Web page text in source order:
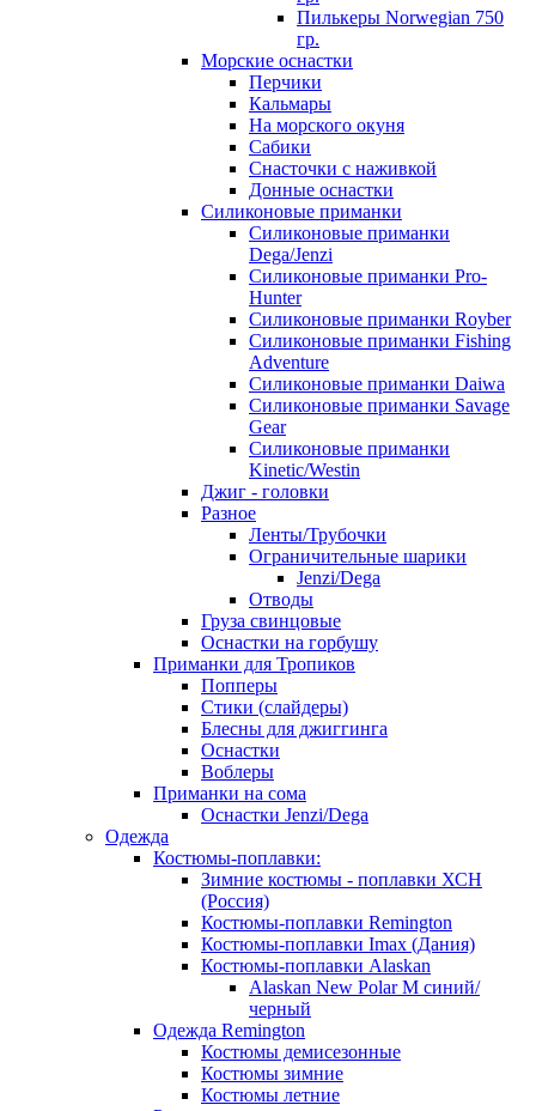
Пилькеры Norwegian 750
гр.
Морские оснастки
Перчики
Кальмары
На морского окуня
Сабики
Снасточки с наживкой
Донные оснастки
Силиконовые приманки
Силиконовые приманки
Dega/Jenzi
Силиконовые приманки Pro-
Hunter
Силиконовые приманки Royber
Силиконовые приманки Fishing
Adventure
Силиконовые приманки Daiwa
Силиконовые приманки Savage
Gear
Силиконовые приманки
Kinetic/Westin
Джиг - головки
Разное
Ленты/Трубочки
Ограничительные шарики
Jenzi/Dega
Отводы
Груза свинцовые
Оснастки на горбушу
Приманки для Тропиков
Попперы
Стики (слайдеры)
Блесны для джиггинга
Оснастки
Воблеры
Приманки на сома
Оснастки Jenzi/Dega
Одежда
Костюмы-поплавки:
Зимние костюмы - поплавки ХСН
(Россия)
Костюмы-поплавки Remington
Костюмы-поплавки Imax (Дания)
Костюмы-поплавки Alaskan
Alaskan New Polar M синий/
черный
Одежда Remington
Костюмы демисезонные
Костюмы зимние
Костюмы летние